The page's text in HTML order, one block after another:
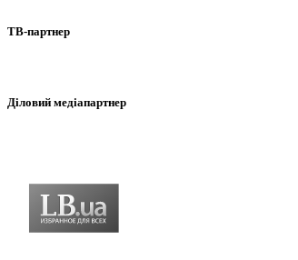
ТВ-партнер
Діловий медіапартнер